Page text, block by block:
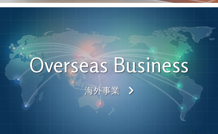
Overseas Business
海外事業